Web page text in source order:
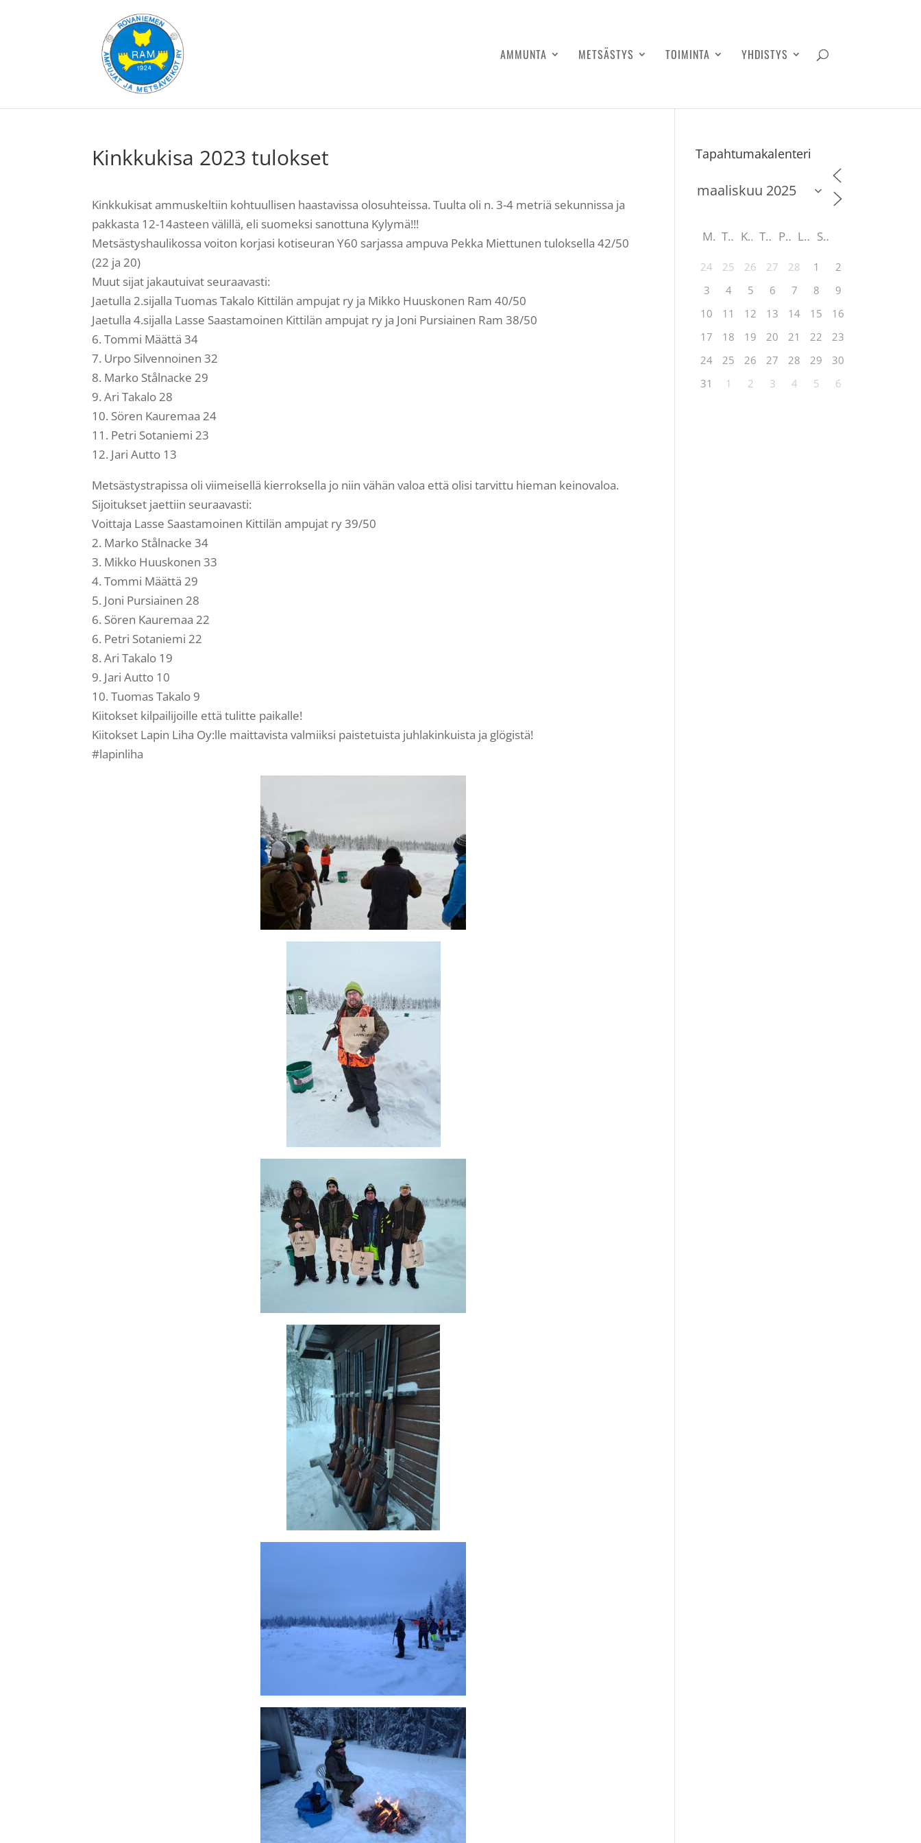
AMMUNTA METSÄSTYS TOIMINTA YHDISTYS
Kinkkukisa 2023 tulokset
Kinkkukisat ammuskeltiin kohtuullisen haastavissa olosuhteissa. Tuulta oli n. 3-4 metriä sekunnissa ja
pakkasta 12-14asteen välillä, eli suomeksi sanottuna Kylymä!!!
Metsästyshaulikossa voiton korjasi kotiseuran Y60 sarjassa ampuva Pekka Miettunen tuloksella 42/50
(22 ja 20)
Muut sijat jakautuivat seuraavasti:
Jaetulla 2.sijalla Tuomas Takalo Kittilän ampujat ry ja Mikko Huuskonen Ram 40/50
Jaetulla 4.sijalla Lasse Saastamoinen Kittilän ampujat ry ja Joni Pursiainen Ram 38/50
6. Tommi Määttä 34
7. Urpo Silvennoinen 32
8. Marko Stålnacke 29
9. Ari Takalo 28
10. Sören Kauremaa 24
11. Petri Sotaniemi 23
12. Jari Autto 13
Metsästystrapissa oli viimeisellä kierroksella jo niin vähän valoa että olisi tarvittu hieman keinovaloa.
Sijoitukset jaettiin seuraavasti:
Voittaja Lasse Saastamoinen Kittilän ampujat ry 39/50
2. Marko Stålnacke 34
3. Mikko Huuskonen 33
4. Tommi Määttä 29
5. Joni Pursiainen 28
6. Sören Kauremaa 22
6. Petri Sotaniemi 22
8. Ari Takalo 19
9. Jari Autto 10
10. Tuomas Takalo 9
Kiitokset kilpailijoille että tulitte paikalle!
Kiitokset Lapin Liha Oy:lle maittavista valmiiksi paistetuista juhlakinkuista ja glögistä!
#lapinliha
Tapahtumakalenteri
M T K T P L S
24 25 26 27 28 1
2
3
4 5 6 7 8
9
10
11 12 13 14 15
16
17
18 19 20 21 22
23
24
25 26 27 28 29
30
31
1 2 3 4 5 6